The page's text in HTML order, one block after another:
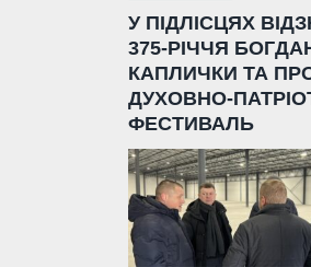
У ПІДЛІСЦЯХ
375-РІЧЧЯ
КАПЛИЧКИ ТА
ДУХОВНО-
ФЕСТИВАЛЬ